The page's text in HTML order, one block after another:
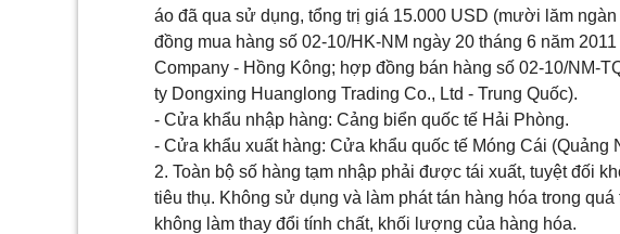
áo đã qua sử dụng, tổng trị giá 15.000 USD (mười lăm
đồng mua hàng số 02-10/HK-NM ngày 20 tháng 6 năm
Company - Hồng Kông; hợp đồng bán hàng số 02-10/NM-
ty Dongxing Huanglong Trading Co., Ltd - Trung Quốc).
- Cửa khẩu nhập hàng: Cảng biển quốc tế Hải Phòng.
- Cửa khẩu xuất hàng: Cửa khẩu quốc tế Móng Cái (Quảng
2. Toàn bộ số hàng tạm nhập phải được tái xuất, tuyệt đối
tiêu thụ. Không sử dụng và làm phát tán hàng hóa trong
không làm thay đổi tính chất, khối lượng của hàng hóa.